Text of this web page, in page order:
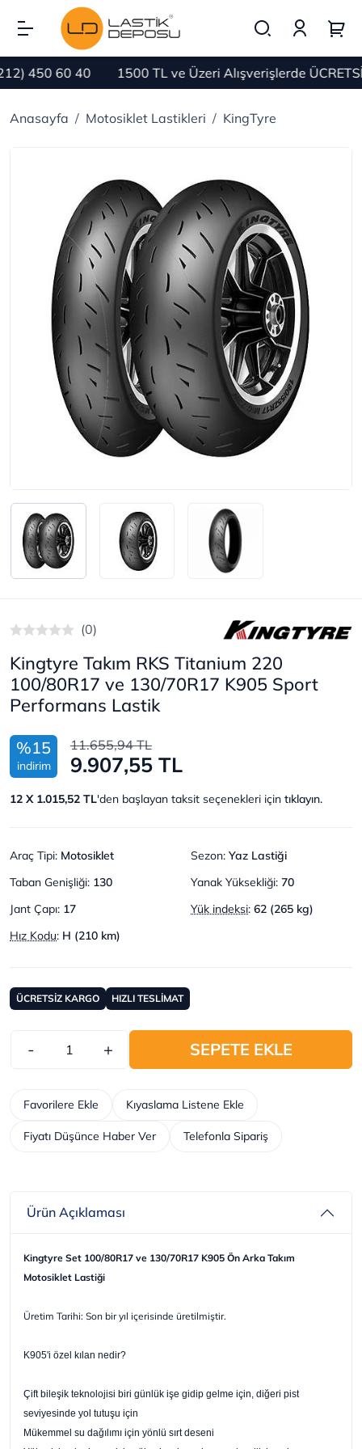
450 60 40 1500 TL ve Üzeri Alışverişlerde ÜCRETSİZ
Anasayfa Motosiklet Lastikleri KingTyre
(0)
Kingtyre Takım RKS Titanium 220
100/80R17 ve 130/70R17 K905 Sport
Performans Lastik
%15
indirim
11.655,94 TL
9.907,55 TL
12 X 1.015,52 TL'den başlayan taksit seçenekleri için tıklayın.
Araç Tipi: Motosiklet Sezon: Yaz Lastiği
Taban Genişliği: 130 Yanak Yüksekliği: 70
Jant Çapı: 17 Yük indeksi: 62 (265 kg)
Hız Kodu: H (210 km)
ÜCRETSİZ KARGO HIZLI TESLİMAT
- + SEPETE EKLE
Telefonla Sipariş
Kıyaslama Listene Ekle
Favorilere Ekle
Fiyatı Düşünce Haber Ver
Ürün Açıklaması
Kingtyre Set 100/80R17 ve 130/70R17 K905 Ön Arka Takım
Motosiklet Lastiği
Üretim Tarihi: Son bir yıl içerisinde üretilmiştir.
K905'i özel kılan nedir?
Çift bileşik teknolojisi biri günlük işe gidip gelme için, diğeri pist
seviyesinde yol tutuşu için
Mükemmel su dağılımı için yönlü sırt deseni